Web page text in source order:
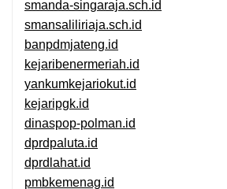
smanda-singaraja.sch.id
smansaliliriaja.sch.id
banpdmjateng.id
kejaribenermeriah.id
yankumkejariokut.id
kejaripgk.id
dinaspop-polman.id
dprdpaluta.id
dprdlahat.id
pmbkemenag.id